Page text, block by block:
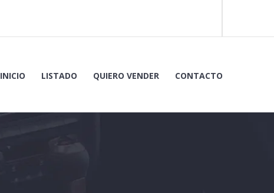
INICIO LISTADO QUIERO VENDER CONTACTO